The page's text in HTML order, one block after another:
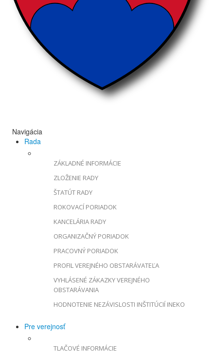
Navigácia
Rada
ZÁKLADNÉ INFORMÁCIE
ZLOŽENIE RADY
ŠTATÚT RADY
ROKOVACÍ PORIADOK
KANCELÁRIA RADY
ORGANIZAČNÝ PORIADOK
PRACOVNÝ PORIADOK
PROFIL VEREJNÉHO OBSTARÁVATEĽA
VYHLÁSENÉ ZÁKAZKY VEREJNÉHO
OBSTARÁVANIA
HODNOTENIE NEZÁVISLOSTI INŠTITÚCIÍ INEKO
Pre verejnosť
TLAČOVÉ INFORMÁCIE